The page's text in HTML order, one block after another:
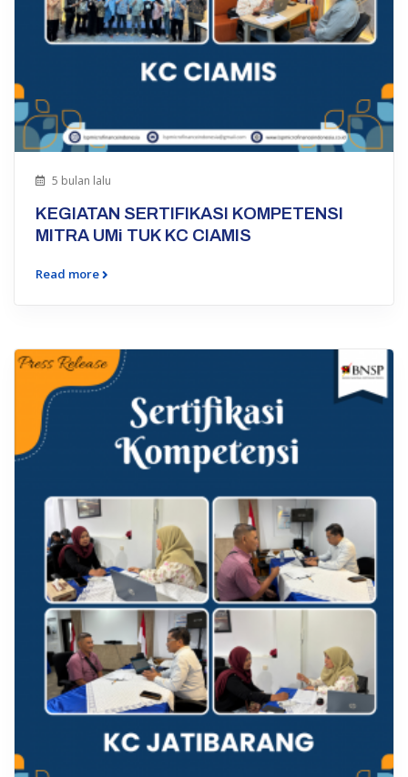
5 bulan lalu
KEGIATAN SERTIFIKASI KOMPETENSI
MITRA UMi TUK KC CIAMIS
Read more